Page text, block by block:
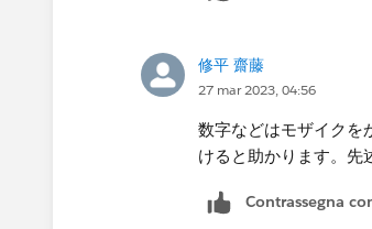
修平 齋藤
27 mar 2023, 04:56
数字などはモザイクを
けると助かります。先
Contrassegna